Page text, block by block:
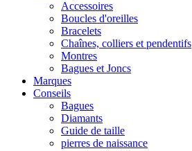
Accessoires
Boucles d'oreilles
Bracelets
Chaînes, colliers et pendentifs
Montres
Bagues et Joncs
Marques
Conseils
Bagues
Diamants
Guide de taille
pierres de naissance